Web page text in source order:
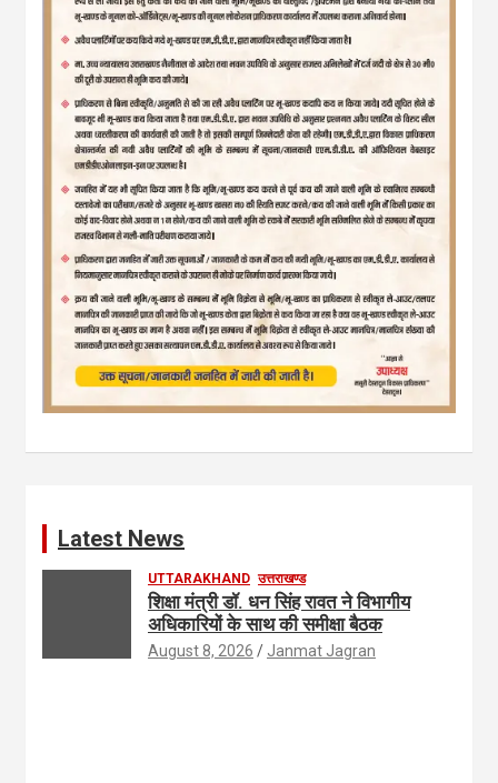
Latest News
UTTARAKHAND उत्तराखण्ड
शिक्षा मंत्री डॉ. धन सिंह रावत ने विभागीय
अधिकारियों के साथ की समीक्षा बैठक
August 8, 2026 Janmat Jagran